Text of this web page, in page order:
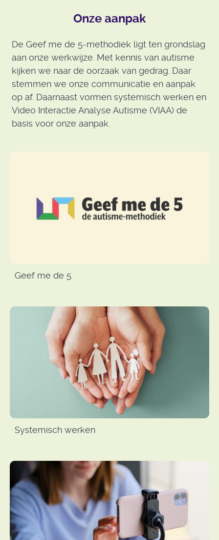
Onze aanpak
De Geef me de 5-methodiek ligt ten grondslag
aan onze werkwijze. Met kennis van autisme
kijken we naar de oorzaak van gedrag. Daar
stemmen we onze communicatie en aanpak
op af. Daarnaast vormen systemisch werken en
Video Interactie Analyse Autisme (VIAA) de
basis voor onze aanpak.
Geef me de 5
Systemisch werken